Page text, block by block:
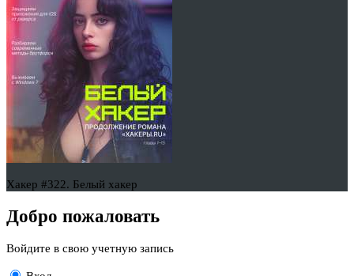
Хакер #322. Белый хакер
Добро пожаловать
Войдите в свою учетную запись